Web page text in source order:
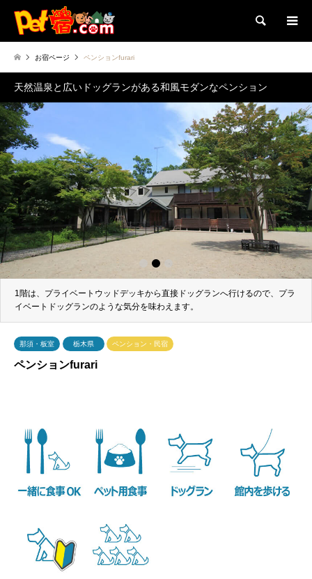
検索
お宿ページ ペンションfurari
天然温泉と広いドッグランがある和風モダンなペンション
1階は、プライベートウッドデッキから直接ドッグランへ行けるので、プラ
イベートドッグランのような気分を味わえます。
1 2
那須・板室 栃木県 ペンション・民宿
ペンションfurari